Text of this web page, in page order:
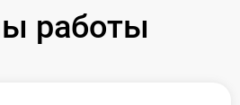
работы